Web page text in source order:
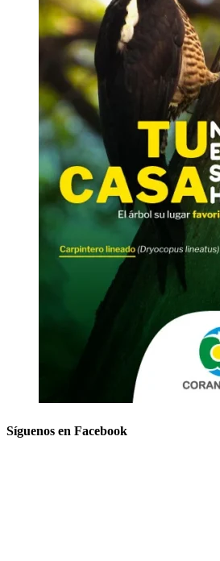
Síguenos en Facebook